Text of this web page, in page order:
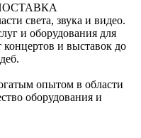
света, звука и видео.
и оборудования для
и выставок до
опытом в области
оборудования и